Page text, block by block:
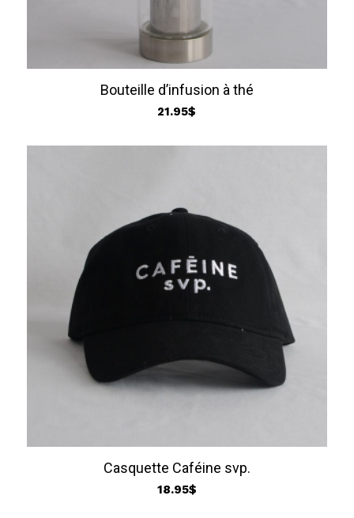
Bouteille d’infusion à thé
21.95$
Casquette Caféine svp.
18.95$